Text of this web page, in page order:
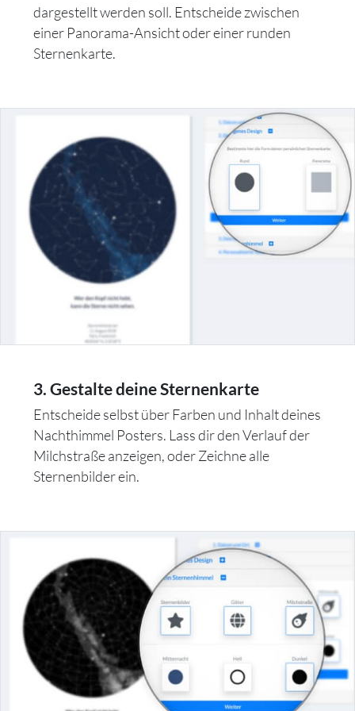
dargestellt werden soll. Entscheide zwischen
einer Panorama-Ansicht oder einer runden
Sternenkarte.
3. Gestalte deine Sternenkarte
Entscheide selbst über Farben und Inhalt deines
Nachthimmel Posters. Lass dir den Verlauf der
Milchstraße anzeigen, oder Zeichne alle
Sternenbilder ein.